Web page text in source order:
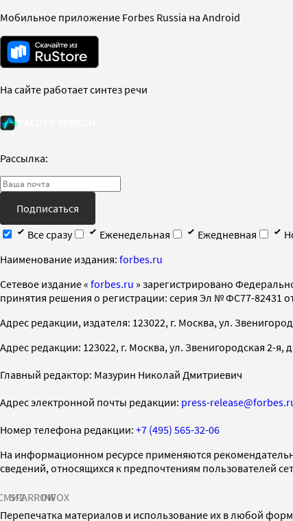
Мобильное приложение Forbes Russia на Android
На сайте работает синтез речи
Рассылка:
Подписаться
Все сразу
Еженедельная Ежедневная
Наименование издания: forbes.ru
Cетевое издание « forbes.ru » зарегистрировано
принятия решения о регистрации: серия Эл № ФС77-82431
Адрес редакции, издателя: 123022, г. Москва, ул.
Адрес редакции: 123022, г. Москва, ул. Звенигородская 2-я,
Главный редактор: Мазурин Николай Дмитриевич
Адрес электронной почты редакции: press-
Номер телефона редакции: +7 (495) 565-32-06
На информационном ресурсе применяются
сведений, относящихся к предпочтениям пользователей
SPARROWINFOX
Перепечатка материалов и использование их в любой